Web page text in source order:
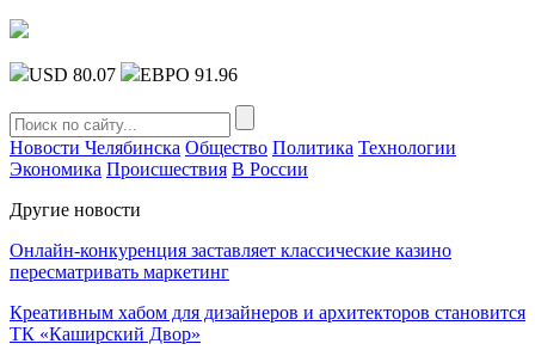
USD 80.07 ЕВРО 91.96
Новости Челябинска Общество Политика Технологии
Экономика Происшествия В России
Другие новости
Онлайн-конкуренция заставляет классические казино
пересматривать маркетинг
Креативным хабом для дизайнеров и архитекторов становится
ТК «Каширский Двор»